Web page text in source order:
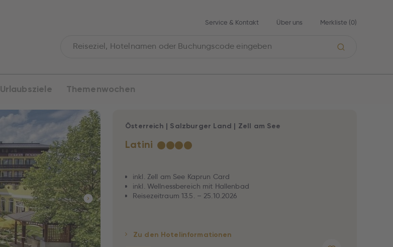
Service & Kontakt Über uns Merkliste (0)
Urlaubsziele Themenwochen
Latini ★★★★
Österreich | Salzburger Land | Zell am See
inkl. Zell am See Kaprun Card
inkl. Wellnessbereich mit Hallenbad
Reisezeitraum 13.5. – 25.10.2026
Zu den Hotelinformationen